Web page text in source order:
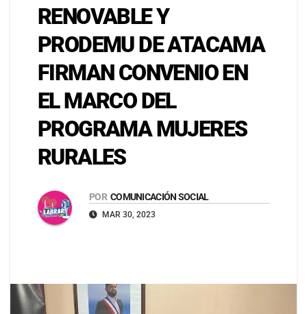
RENOVABLE Y
PRODEMU DE ATACAMA
FIRMAN CONVENIO EN
EL MARCO DEL
PROGRAMA MUJERES
RURALES
POR COMUNICACIÓN SOCIAL
MAR 30, 2023